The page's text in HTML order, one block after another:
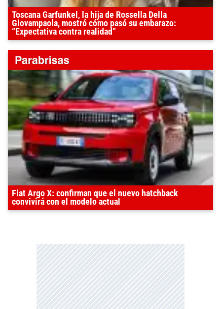
Toscana Garfunkel, la hija de Rossella Della
Giovampaola, mostró cómo pasó su embarazo:
“Expectativa contra realidad”
Fiat Argo X: confirman que el nuevo hatchback
convivirá con el modelo actual